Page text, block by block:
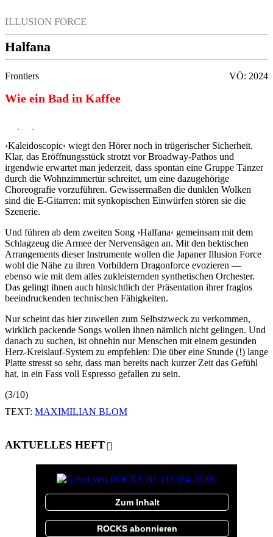
ILLUSION FORCE
Halfana
Frontiers VÖ: 2024
Wie ein Bad in Kaffee
›Kaleidoscopic‹ wiegt den Hörer noch in trügerischer Sicherheit.
Klar, das Eröffnungsstück strotzt vor Broadway-Pathos und
irgendwie erwartet man jederzeit, dass spontan eine Gruppe Tänzer
durch die Wohnzimmertür schreitet, um eine dazugehörige
Choreografie vorzuführen. Gewissermaßen die dunklen Wolken
sind die E-Gitarren: mit synkopischen Einwürfen stören sie die
Szenerie.
Und führen ab dem zweiten Song ›Halfana‹ gemeinsam mit dem
Schlagzeug die Armee der Nervensägen an. Mit den hektischen
Arrangements dieser Instrumente wollen die Japaner Illusion Force
wohl die Nähe zu ihren Vorbildern Dragonforce evozieren —
ebenso wie mit dem alles zukleisternden synthetischen Orchester.
Das gelingt ihnen auch hinsichtlich der Präsentation ihrer fraglos
beeindruckenden technischen Fähigkeiten.
Nur scheint das hier zuweilen zum Selbstzweck zu verkommen,
wirklich packende Songs wollen ihnen nämlich nicht gelingen. Und
danach zu suchen, ist ohnehin nur Menschen mit einem gesunden
Herz-Kreislauf-System zu empfehlen: Die über eine Stunde (!) lange
Platte stresst so sehr, dass man bereits nach kurzer Zeit das Gefühl
hat, in ein Fass voll Espresso gefallen zu sein.
(3/10)
TEXT: MAXIMILIAN BLOM
AKTUELLES HEFT
Zum Inhalt
ROCKS abonnieren